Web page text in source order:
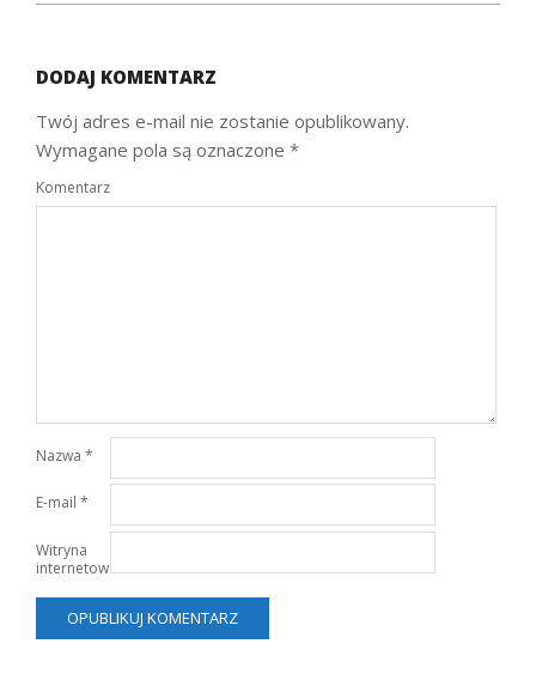
DODAJ KOMENTARZ
Twój adres e-mail nie zostanie opublikowany.
Wymagane pola są oznaczone *
Komentarz
Nazwa *
E-mail *
Witryna
internetowa